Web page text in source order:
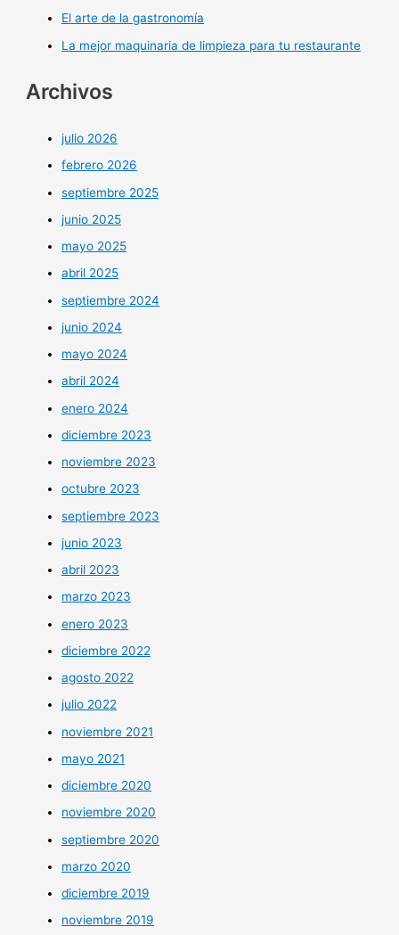
El arte de la gastronomía
La mejor maquinaria de limpieza para tu restaurante
Archivos
julio 2026
febrero 2026
septiembre 2025
junio 2025
mayo 2025
abril 2025
septiembre 2024
junio 2024
mayo 2024
abril 2024
enero 2024
diciembre 2023
noviembre 2023
octubre 2023
septiembre 2023
junio 2023
abril 2023
marzo 2023
enero 2023
diciembre 2022
agosto 2022
julio 2022
noviembre 2021
mayo 2021
diciembre 2020
noviembre 2020
septiembre 2020
marzo 2020
diciembre 2019
noviembre 2019